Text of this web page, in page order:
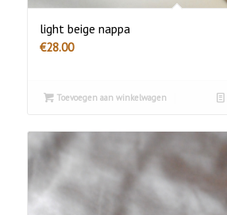
light beige nappa
€28.00
Toevoegen aan winkelwagen